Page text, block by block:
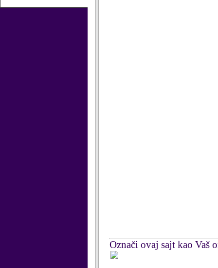
Označi ovaj sajt kao Vaš